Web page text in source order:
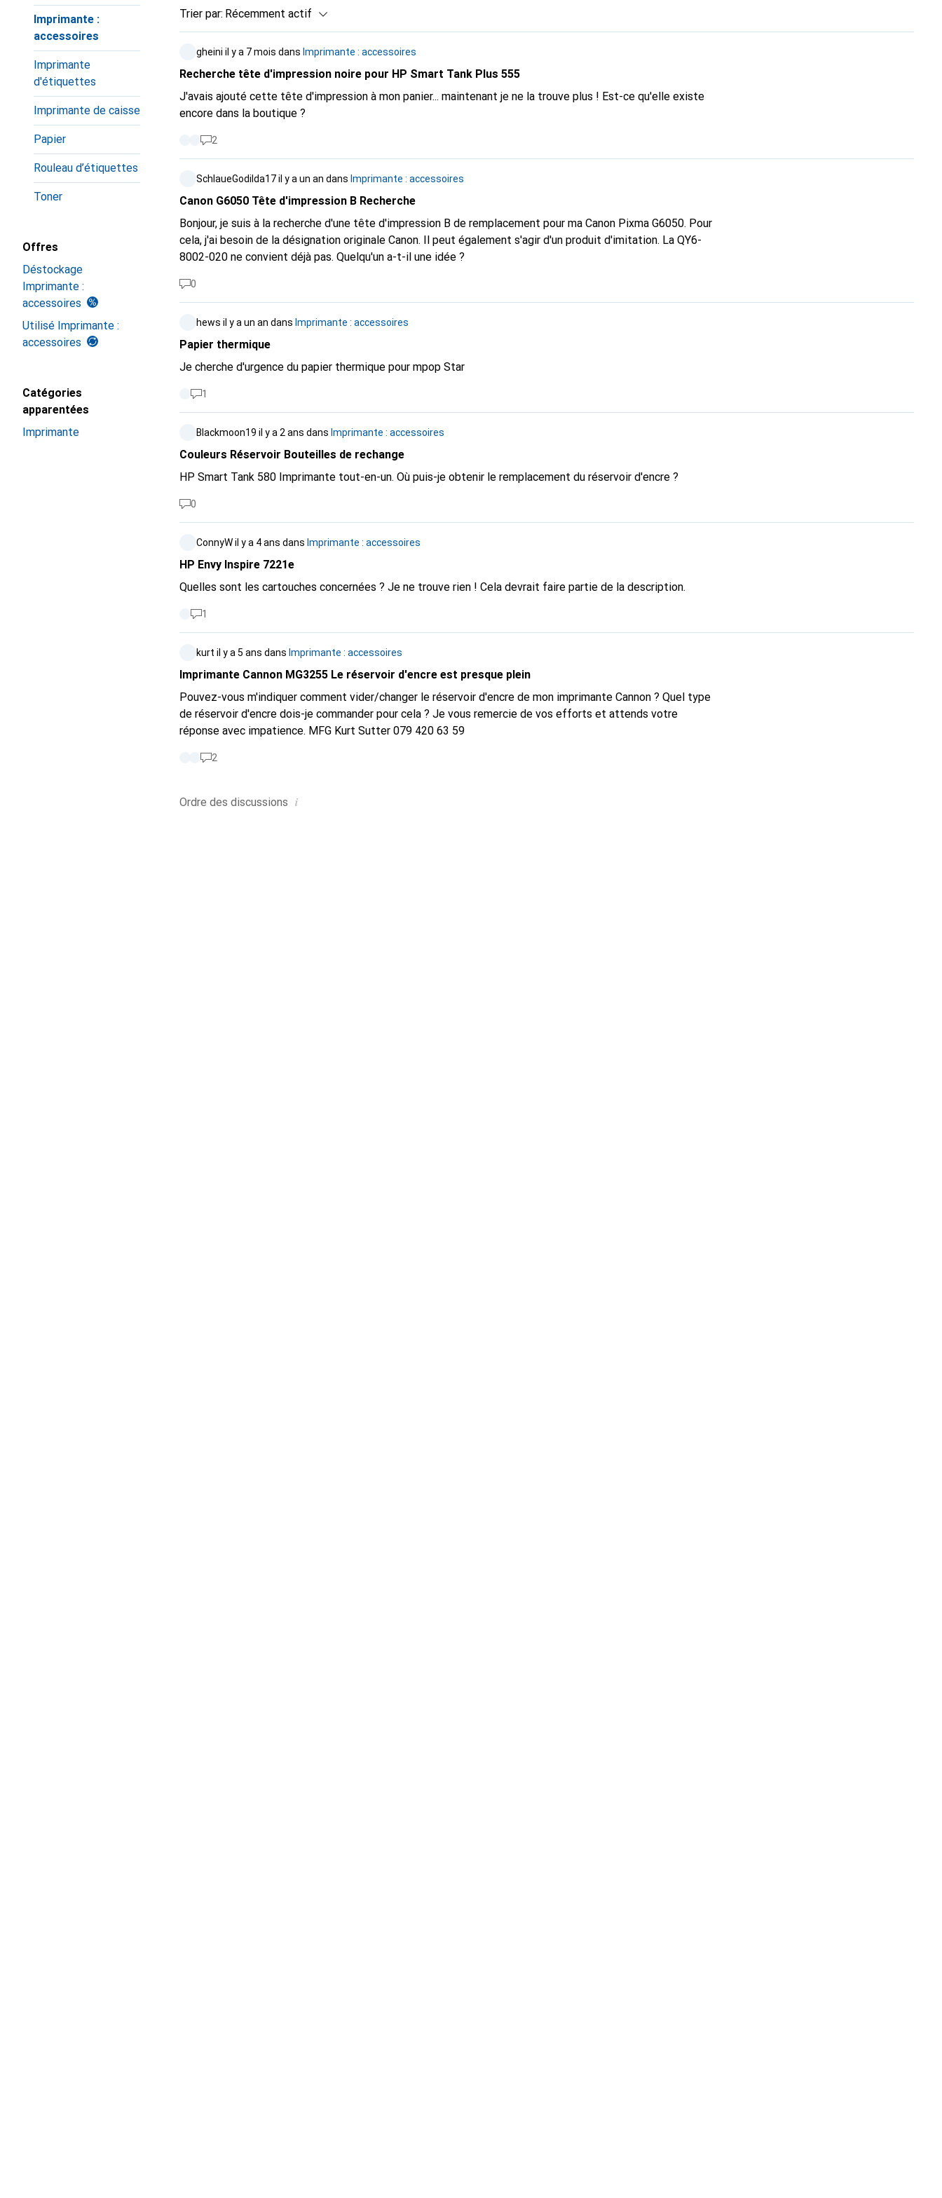
Imprimante :
accessoires
Imprimante
d'étiquettes
Imprimante de caisse
Papier
Rouleau d’étiquettes
Toner
Offres
Déstockage
Imprimante :
accessoires
Utilisé Imprimante :
accessoires
Catégories
apparentées
Imprimante
Trier par: Récemment actif
gheini il y a 7 mois dans Imprimante : accessoires
Recherche tête d'impression noire pour HP Smart Tank Plus 555
J'avais ajouté cette tête d'impression à mon panier... maintenant je ne la trouve plus ! Est-ce qu'elle existe
encore dans la boutique ?
2
SchlaueGodilda17il y a un an dans Imprimante : accessoires
Canon G6050 Tête d'impression B Recherche
Bonjour, je suis à la recherche d'une tête d'impression B de remplacement pour ma Canon Pixma G6050. Pour
cela, j'ai besoin de la désignation originale Canon. Il peut également s'agir d'un produit d'imitation. La QY6-
8002-020 ne convient déjà pas. Quelqu'un a-t-il une idée ?
0
hews il y a un an dans Imprimante : accessoires
Papier thermique
Je cherche d'urgence du papier thermique pour mpop Star
1
Blackmoon19 il y a 2 ans dans Imprimante : accessoires
Couleurs Réservoir Bouteilles de rechange
HP Smart Tank 580 Imprimante tout-en-un. Où puis-je obtenir le remplacement du réservoir d'encre ?
0
ConnyWil y a 4 ans dans Imprimante : accessoires
HP Envy Inspire 7221e
Quelles sont les cartouches concernées ? Je ne trouve rien ! Cela devrait faire partie de la description.
1
kurt il y a 5 ans dans Imprimante : accessoires
Imprimante Cannon MG3255 Le réservoir d'encre est presque plein
Pouvez-vous m'indiquer comment vider/changer le réservoir d'encre de mon imprimante Cannon ? Quel type
de réservoir d'encre dois-je commander pour cela ? Je vous remercie de vos efforts et attends votre
réponse avec impatience. MFG Kurt Sutter 079 420 63 59
2
Ordre des discussions i